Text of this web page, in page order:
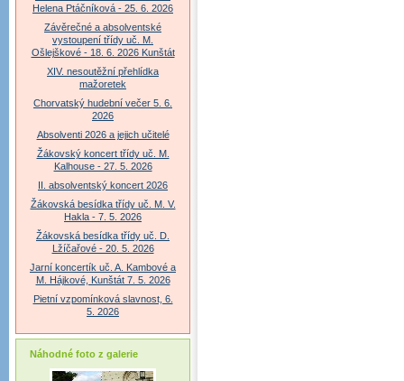
Helena Ptáčníková - 25. 6. 2026
Závěrečné a absolventské
vystoupení třídy uč. M.
Ošlejškové - 18. 6. 2026 Kunštát
XIV. nesoutěžní přehlídka
mažoretek
Chorvatský hudební večer 5. 6.
2026
Absolventi 2026 a jejich učitelé
Žákovský koncert třídy uč. M.
Kalhouse - 27. 5. 2026
II. absolventský koncert 2026
Žákovská besídka třídy uč. M. V.
Hakla - 7. 5. 2026
Žákovská besídka třídy uč. D.
Lžíčařové - 20. 5. 2026
Jarní koncertík uč. A. Kambové a
M. Hájkové, Kunštát 7. 5. 2026
Pietní vzpomínková slavnost, 6.
5. 2026
Náhodné foto z galerie